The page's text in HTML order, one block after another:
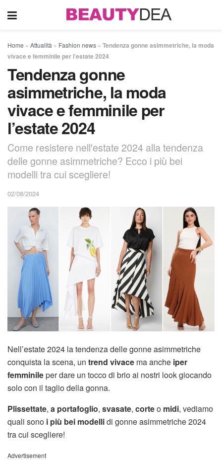
Home » Attualità » Fashion news » Tendenza gonne asimmetriche, la moda
vivace e femminile per l’estate 2024
Tendenza gonne
asimmetriche, la moda
vivace e femminile per
l’estate 2024
Come resistere nell'estate 2024 alla tendenza
delle gonne asimmetriche? Ecco i più bei
modelli tra cui scegliere!
02/08/2024
Nell’estate 2024 la tendenza delle gonne asimmetriche
conquista la scena, un trend vivace ma anche iper
femminileper dare un tocco di brio ai nostri look giocando
solo con il taglio della gonna.
Plissettate, a portafoglio, svasate, corteo midi, vediamo
quali sono i più bei modellidi gonne asimmetriche 2024
tra cui scegliere!
Advertisement